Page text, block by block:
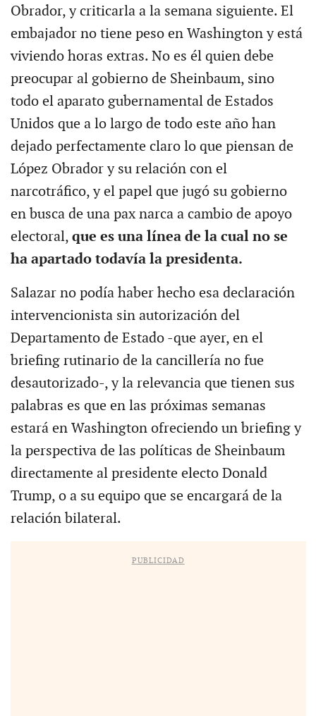
Obrador, y criticarla a la semana siguiente. El
embajador no tiene peso en Washington y está
viviendo horas extras. No es él quien debe
preocupar al gobierno de Sheinbaum, sino
todo el aparato gubernamental de Estados
Unidos que a lo largo de todo este año han
dejado perfectamente claro lo que piensan de
López Obrador y su relación con el
narcotráfico, y el papel que jugó su gobierno
en busca de una pax narca a cambio de apoyo
electoral, que es una línea de la cual no se
ha apartado todavía la presidenta.
Salazar no podía haber hecho esa declaración
intervencionista sin autorización del
Departamento de Estado -que ayer, en el
briefing rutinario de la cancillería no fue
desautorizado-, y la relevancia que tienen sus
palabras es que en las próximas semanas
estará en Washington ofreciendo un briefing y
la perspectiva de las políticas de Sheinbaum
directamente al presidente electo Donald
Trump, o a su equipo que se encargará de la
relación bilateral.
PUBLICIDAD